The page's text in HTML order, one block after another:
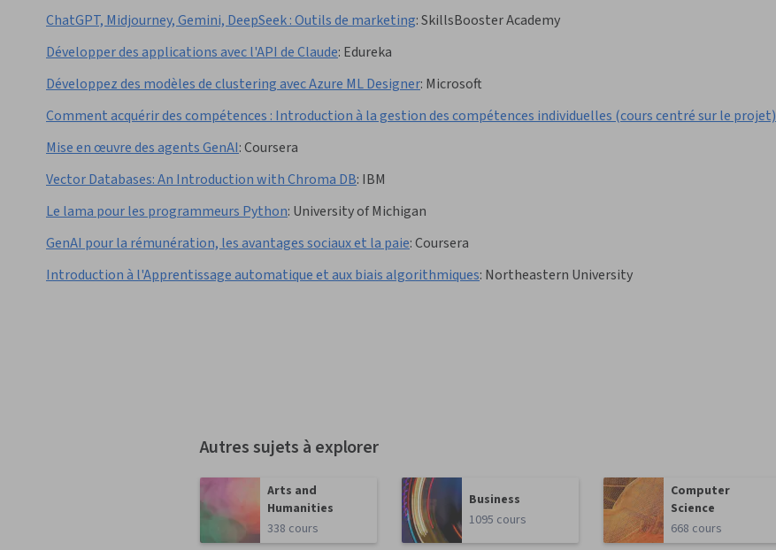
ChatGPT, Midjourney, Gemini, DeepSeek : Outils de marketing:SkillsBooster Academy
Développer des applications avec l'API de Claude: Edureka
Développez des modèles de clustering avec Azure ML Designer: Microsoft
Comment acquérir des compétences : Introduction à la gestion des compétences individuelles (cours centré sur le projet)
Mise en œuvre des agents GenAI:Coursera
Vector Databases: An Introduction with Chroma DB: IBM
Le lama pour les programmeurs Python: University of Michigan
GenAI pour la rémunération, les avantages sociaux et la paie:Coursera
Introduction à l'Apprentissage automatique et aux biais algorithmiques: Northeastern University
Autres sujets à explorer
Arts and
Humanities
338 cours
Business
1095 cours
Computer
Science
668 cours